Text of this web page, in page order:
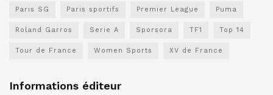
Paris SG Paris sportifs Premier League Puma
Roland Garros Serie A Sporsora TF1 Top 14
Tour de France Women Sports XV de France
Informations éditeur